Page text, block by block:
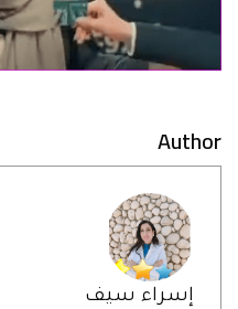
Author
إسراء سيف